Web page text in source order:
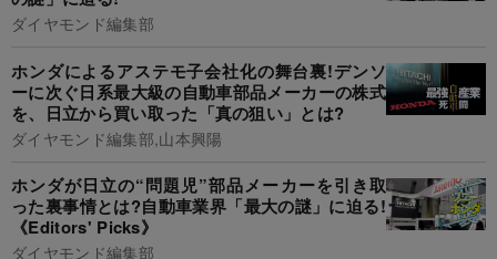
ダイヤモンド編集部
ホンダによるアステモ子会社化の舞台裏!デンソ
ーに次ぐ日系最大級の自動車部品メーカーの株式
を、日立から買い取った「真の狙い」とは?
ダイヤモンド編集部,山本興陽
ホンダが日立の“問題児”部品メーカーを引き取
った裏事情とは?自動車業界「最大の謎」に迫る!
《Editors' Picks》
ダイヤモンド編集部